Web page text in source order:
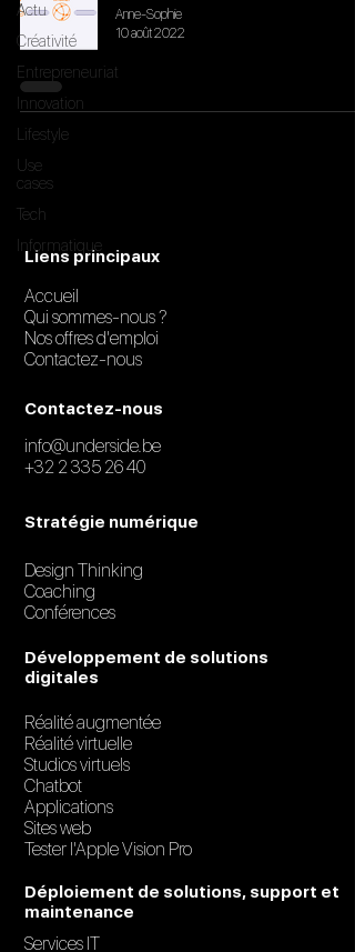
Actu
Créativité
Entrepreneuriat
Innovation
Lifestyle
Use
cases
Tech
Informatique
Anne-Sophie
10 août 2022
Liens principaux
Accueil
Qui sommes-nous ?
Nos offres d'emploi
Contactez-nous
Contactez-nous
info@underside.be
+32 2 335 26 40
Stratégie numérique
Design Thinking
Coaching
Conférences
Développement de solutions
digitales
Réalité augmentée
Réalité virtuelle
Studios virtuels
Chatbot
Applications
Sites web
Tester l'Apple Vision Pro
Déploiement de solutions, support et
maintenance
Services IT